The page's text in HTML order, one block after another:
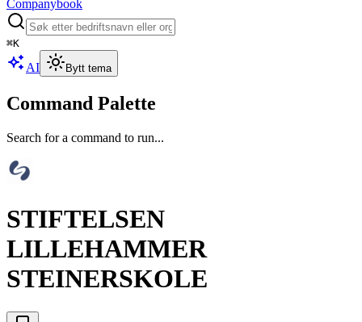
Companybook
⌘K
AI Bytt tema
Command Palette
Search for a command to run...
STIFTELSEN
LILLEHAMMER
STEINERSKOLE